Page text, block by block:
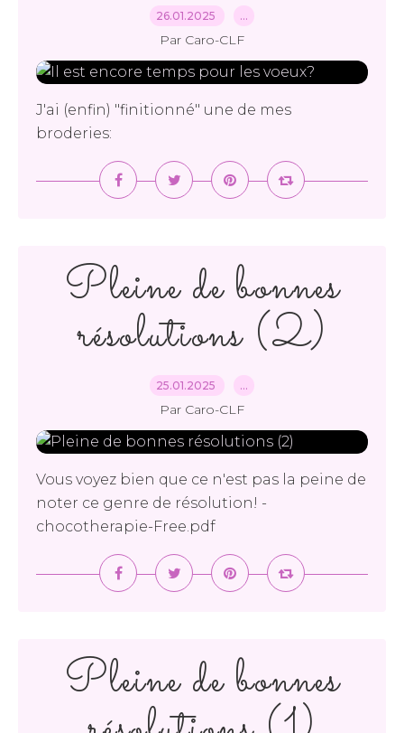
26.01.2025 …
Par Caro-CLF
J'ai (enfin) "finitionné" une de mes
broderies:
Pleine de bonnes
résolutions (2)
25.01.2025 …
Par Caro-CLF
Vous voyez bien que ce n'est pas la peine de
noter ce genre de résolution! -
chocotherapie-Free.pdf
Pleine de bonnes